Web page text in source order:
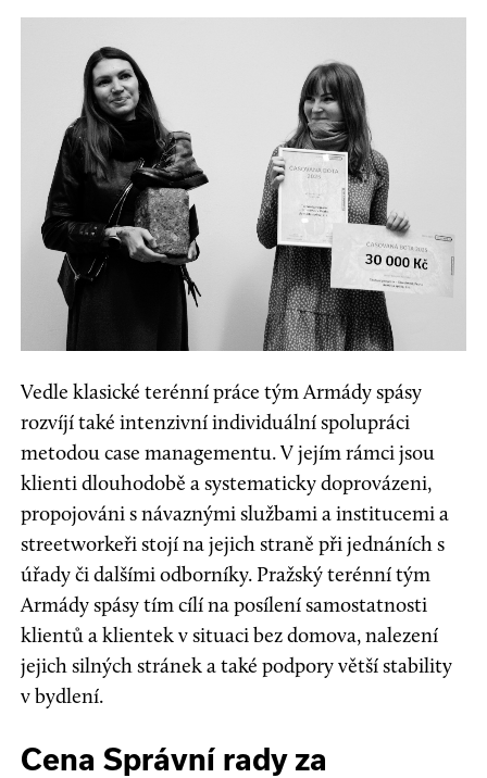
Vedle klasické terénní práce tým Armády spásy
rozvíjí také intenzivní individuální spolupráci
metodou case managementu. V jejím rámci jsou
klienti dlouhodobě a systematicky doprovázeni,
propojováni s návaznými službami a institucemi a
streetworkeři stojí na jejich straně při jednáních s
úřady či dalšími odborníky. Pražský terénní tým
Armády spásy tím cílí na posílení samostatnosti
klientů a klientek v situaci bez domova, nalezení
jejich silných stránek a také podpory větší stability
v bydlení.
Cena Správní rady za